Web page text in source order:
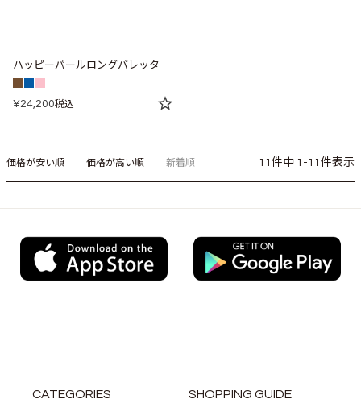
ハッピーパールロングバレッタ
¥24,200税込
価格が安い順 価格が高い順 新着順 11 件中 1 - 11 件表示
CATEGORIES SHOPPING GUIDE